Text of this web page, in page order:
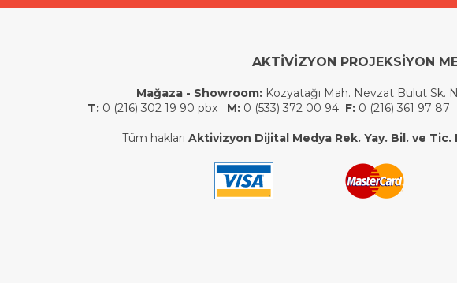
AKTİVİZYON PROJEKSİYON
Mağaza - Showroom:Kozyatağı Mah. Nevzat Bulut Sk.
T:0 (216) 302 19 90 pbx M:0 (533) 372 00 94 F:0 (216) 361 97 87
Tüm hakları Aktivizyon Dijital Medya Rek. Yay. Bil. ve Tic.